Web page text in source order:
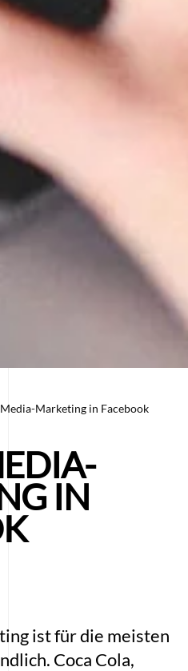
Marketing in Facebook
IN
ist für die meisten
Coca Cola,